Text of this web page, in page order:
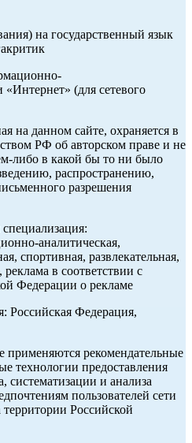
на государственный язык
(для сетевого
на данном сайте, охраняется в
РФ об авторском праве и не
либо в какой бы то ни было
распространению,
разрешения
аналитическая,
спортивная, развлекательная,
реклама в соответствии с
Федерации о рекламе
Российская Федерация,
рекомендательные
технологии предоставления
систематизации и анализа
пользователей сети
Российской